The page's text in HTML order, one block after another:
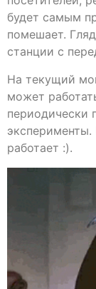
будет самым
помешает.
станции с
На текущий
может
периодически
работает :).